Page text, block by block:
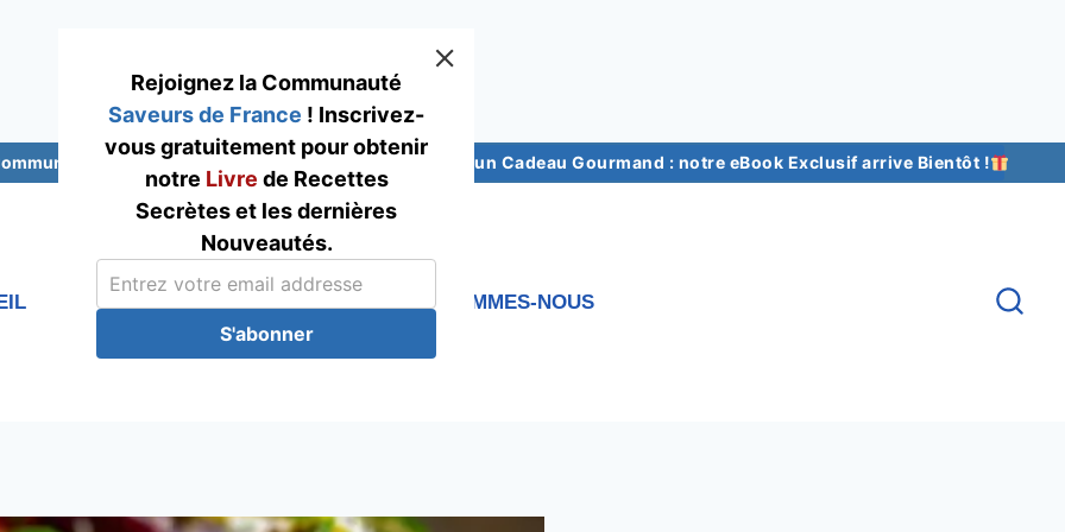
Saveurs France Abonnez-vous pour un Cadeau Gourmand : notre eBook Exclusif arrive Bientôt !
RECETTES Blog QUI SOMMES-NOUS
Rejoignez la Communauté
Saveurs de France ! Inscrivez-
vous gratuitement pour obtenir
notre Livre de Recettes
Secrètes et les dernières
Nouveautés.
S'abonner